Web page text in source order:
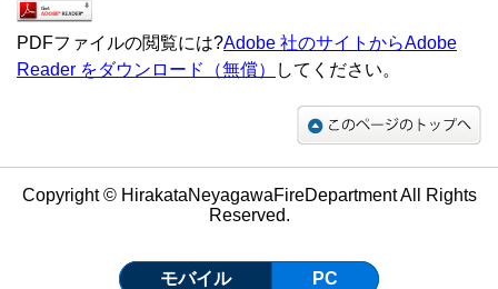
PDFファイルの閲覧には?Adobe 社のサイトからAdobe
Reader をダウンロード（無償）
してください。
Copyright © HirakataNeyagawaFireDepartment All Rights
Reserved.
モバイル PC